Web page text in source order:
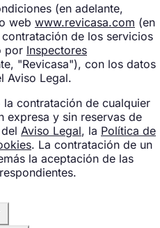
(en adelante,
web www.revicasa.com (en
de los servicios
por Inspectores
"Revicasa"), con los datos
Aviso Legal.
contratación de cualquier
expresa y sin reservas de
Aviso Legal, la Política de
. La contratación de un
la aceptación de las
personas físicas mayores